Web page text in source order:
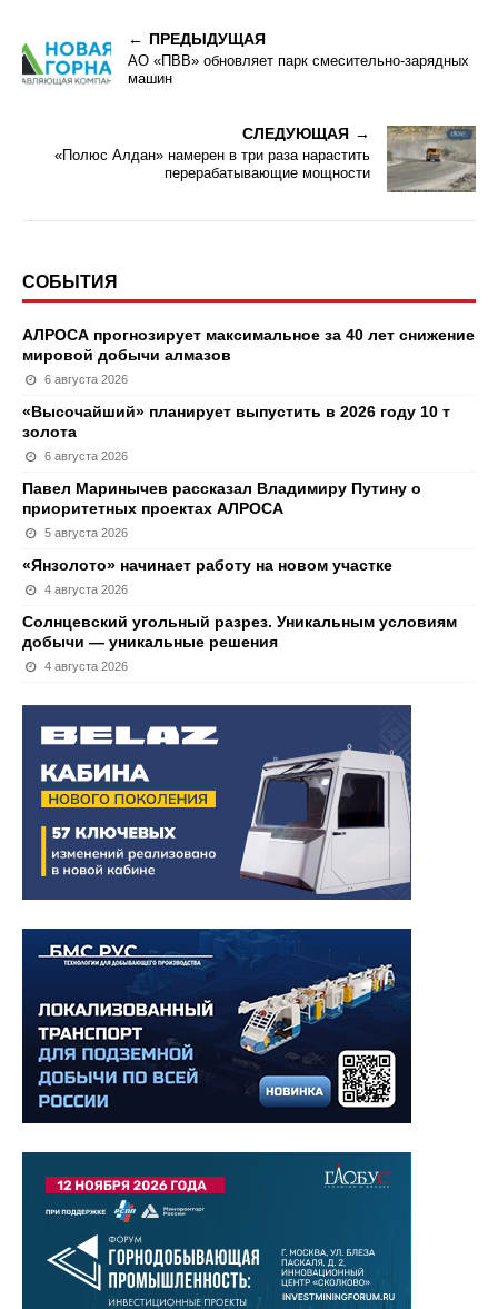
ПРЕДЫДУЩАЯ
АО «ПВВ» обновляет парк смесительно-зарядных
машин
СЛЕДУЮЩАЯ
«Полюс Алдан» намерен в три раза нарастить
перерабатывающие мощности
СОБЫТИЯ
АЛРОСА прогнозирует максимальное за 40 лет снижение
мировой добычи алмазов
6 августа 2026
«Высочайший» планирует выпустить в 2026 году 10 т
золота
6 августа 2026
Павел Маринычев рассказал Владимиру Путину о
приоритетных проектах АЛРОСА
5 августа 2026
«Янзолото» начинает работу на новом участке
4 августа 2026
Солнцевский угольный разрез. Уникальным условиям
добычи — уникальные решения
4 августа 2026